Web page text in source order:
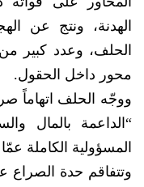
الهدنة، ونتج عن
الحلف، وعدد كبير
محور داخل الحقول.
ووجّه الحلف اتهاماً
“الداعمة بالمال
المسؤولية الكاملة
وتتفاقم حدة الصراع